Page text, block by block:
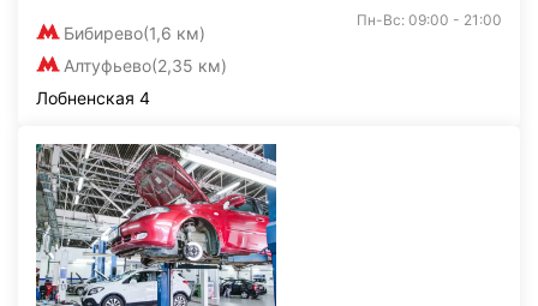
Бибирево(1,6 км)
Алтуфьево(2,35 км)
Пн-Вс: 09:00 - 21:00
Лобненская 4